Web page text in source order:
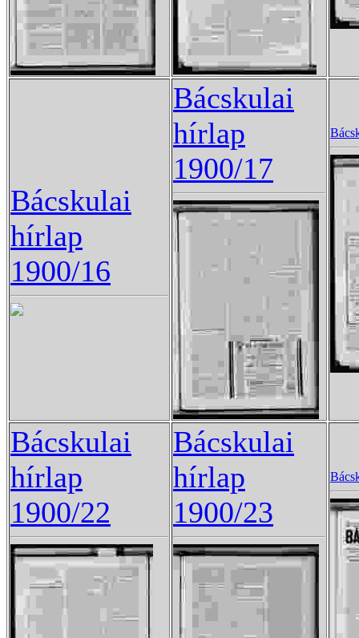
Bácskulai
hírlap
1900/16
Bácskulai
hírlap
1900/17
Bácskulai
hírlap
1900/22
Bácskulai
hírlap
1900/23